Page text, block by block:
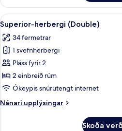
yfir
port
herbergi
með
tvíbreiðu
rúmi
útsýni
yfir
port
Skoða
allar
myndir
fyrir
Superior-
herbergi
(Double)
6
Superior-herbergi (Double)
34 fermetrar
1 svefnherbergi
Pláss fyrir 2
2 einbreið rúm
Ókeypis snúrutengt internet
Nánari upplýsingar
Nánari
Skoða